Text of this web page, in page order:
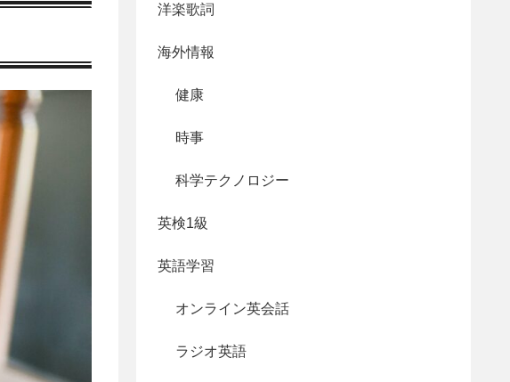
洋楽歌詞
海外情報
健康
時事
科学テクノロジー
英検1級
英語学習
オンライン英会話
ラジオ英語